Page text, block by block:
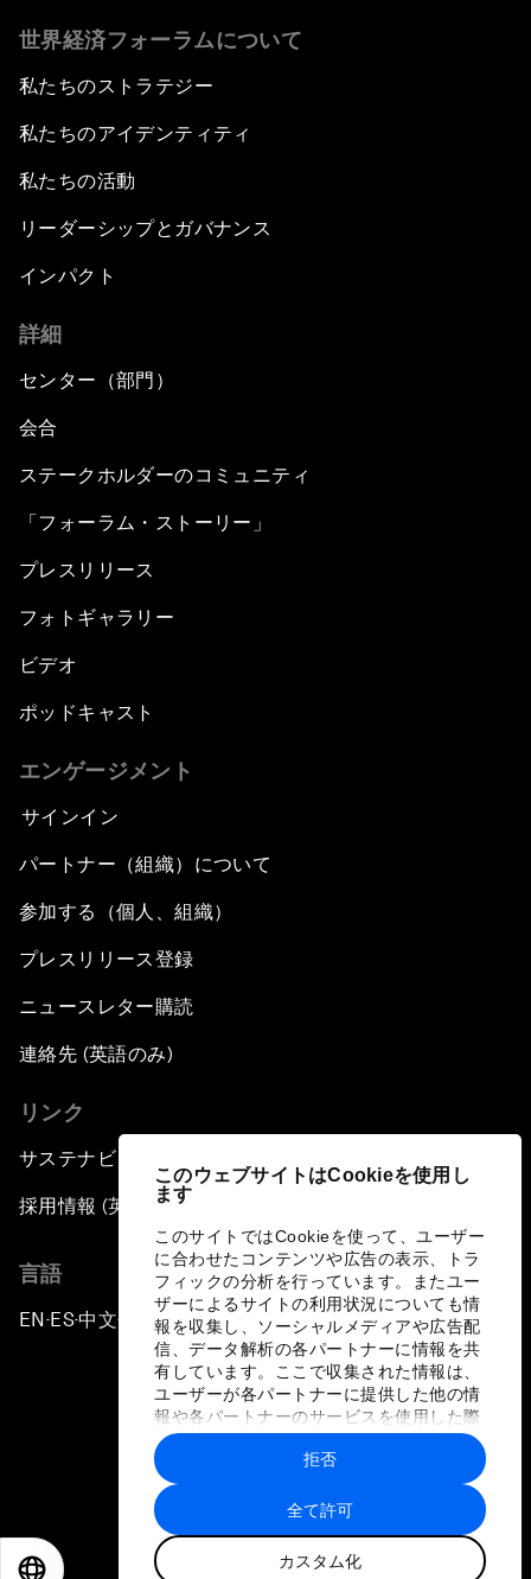
このウェブサイトはCookieを使用し
ます
このサイトではCookieを使って、ユーザー
に合わせたコンテンツや広告の表示、トラ
フィックの分析を行っています。またユー
ザーによるサイトの利用状況についても情
報を収集し、ソーシャルメディアや広告配
信、データ解析の各パートナーに情報を共
有しています。ここで収集された情報は、
ユーザーが各パートナーに提供した他の情
報や各パートナーのサービスを使用した際
に収集された情報と組み合わされ、各パー
トナーによって使用されることがありま
す。
全て許可
カスタム化
拒否
世界経済フォーラムについて
私たちのストラテジー
私たちのアイデンティティ
私たちの活動
リーダーシップとガバナンス
インパクト
詳細
センター（部門）
会合
ステークホルダーのコミュニティ
「フォーラム・ストーリー」
プレスリリース
フォトギャラリー
ビデオ
ポッドキャスト
エンゲージメント
サインイン
パートナー（組織）について
参加する（個人、組織）
プレスリリース登録
ニュースレター購読
連絡先 (英語のみ)
リンク
サステナビリティへの取り組み
採用情報 (英語のみ)
言語
EN ▪ES▪中文▪ 日本語
プライバシーポリシーと利用規約
サイトマップ
©
世界経済フォーラム